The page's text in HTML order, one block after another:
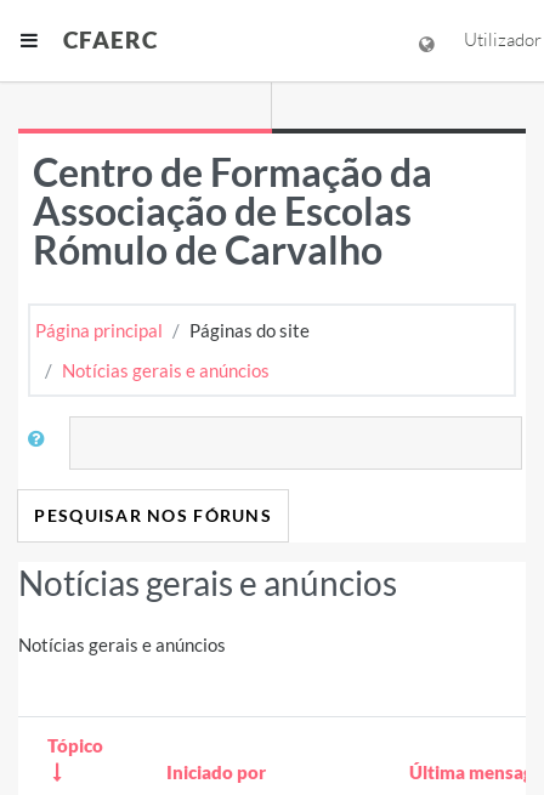
Painel lateral
CFAERC Utilizador
Centro de Formação da
Associação de Escolas
Rómulo de Carvalho
Página principal
Páginas do site
Notícias gerais e anúncios
Pesquisar
PESQUISAR NOS FÓRUNS
Notícias gerais e anúncios
Notícias gerais e anúncios
Tópico
Iniciado por
Última